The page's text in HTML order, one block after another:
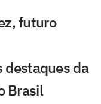
futuro
destaques da
Brasil